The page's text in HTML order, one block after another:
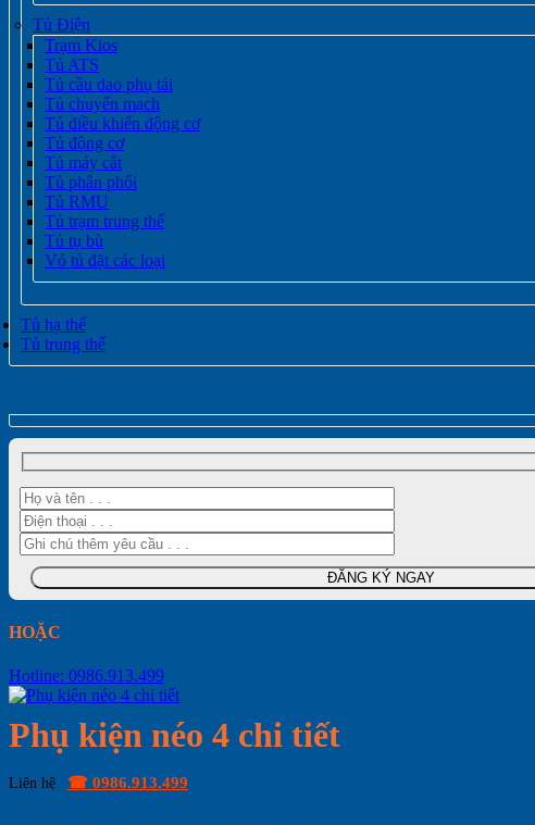
Tủ Điện
Trạm Kios
Tủ ATS
Tủ cầu dao phụ tải
Tủ chuyển mạch
Tủ điều khiển động cơ
Tủ động cơ
Tủ máy cắt
Tủ phân phối
Tủ RMU
Tủ trạm trung thế
Tủ tụ bù
Vỏ tủ đặt các loại
Tủ hạ thế
Tủ trung thế
HOẶC
Hotline: 0986.913.499
Phụ kiện néo 4 chi tiết
Liên hệ ☎ 0986.913.499